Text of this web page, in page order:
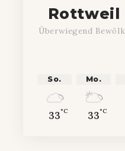
Rottweil
Überwiegend
So.
33°C
Mo.
33°C